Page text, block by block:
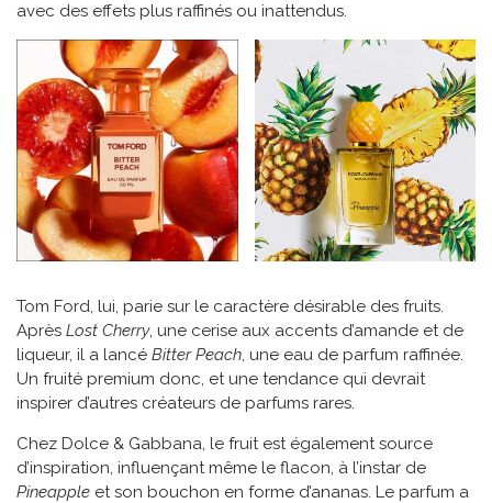
avec des effets plus raffinés ou inattendus.
Tom Ford, lui, parie sur le caractère désirable des fruits.
Après Lost Cherry, une cerise aux accents d’amande et de
liqueur, il a lancé Bitter Peach, une eau de parfum raffinée.
Un fruité premium donc, et une tendance qui devrait
inspirer d’autres créateurs de parfums rares.
Chez Dolce & Gabbana, le fruit est également source
d’inspiration, influençant même le flacon, à l’instar de
Pineapple et son bouchon en forme d’ananas. Le parfum a